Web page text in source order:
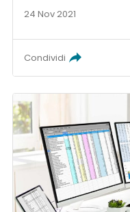
24 Nov 2021
Condividi